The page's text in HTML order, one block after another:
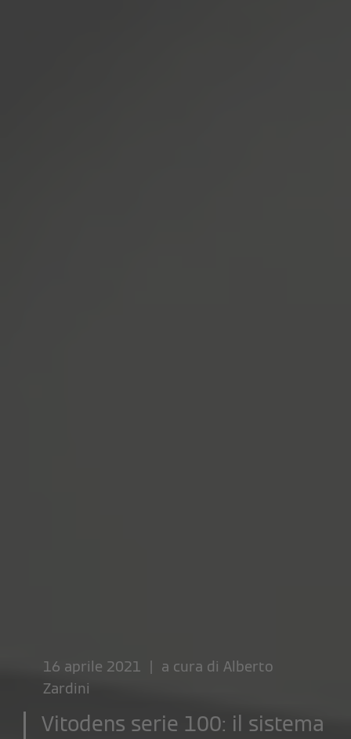
16 aprile 2021 | a cura di Alberto
Zardini
Vitodens serie 100: il sistema